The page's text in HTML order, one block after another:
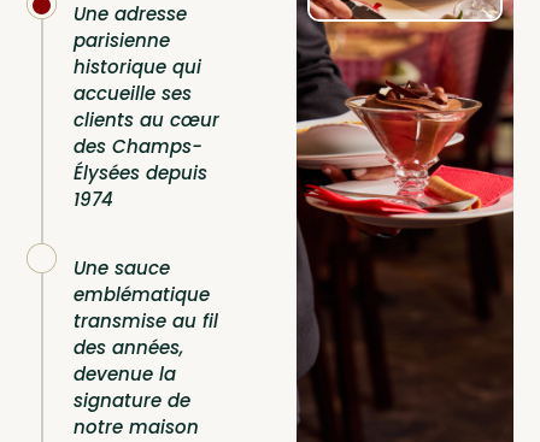
Une adresse
parisienne
historique qui
accueille ses
clients au cœur
des Champs-
Élysées depuis
1974
Une sauce
emblématique
transmise au fil
des années,
devenue la
signature de
notre maison